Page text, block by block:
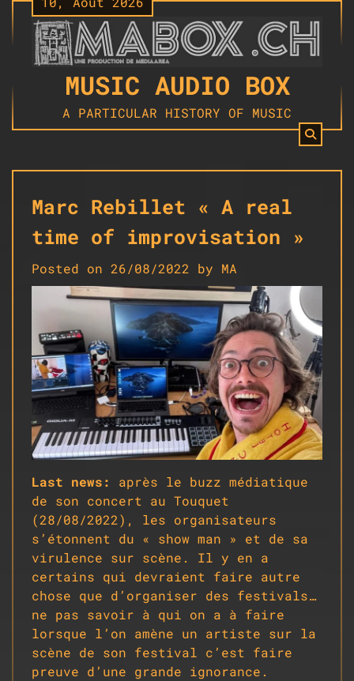
Skip
to
content
MUSIC AUDIO BOX
A PARTICULAR HISTORY OF MUSIC
Marc Rebillet « A real
time of improvisation »
Posted on 26/08/2022 by MA
Last news:
après le buzz médiatique
de son concert au Touquet
(28/08/2022), les organisateurs
s’étonnent du « show man » et de sa
virulence sur scène. Il y en a
certains qui devraient faire autre
chose que d’organiser des festivals…
ne pas savoir à qui on a à faire
lorsque l’on amène un artiste sur la
scène de son festival c’est faire
preuve d’une grande ignorance.